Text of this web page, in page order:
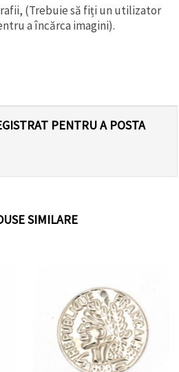
(Trebuie să fiți un utilizator
a încărca imagini).
PENTRU A POSTA
SIMILARE